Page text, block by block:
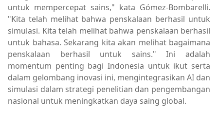
untuk mempercepat sains," kata Gómez-Bombarelli.
"Kita telah melihat bahwa penskalaan berhasil untuk
simulasi. Kita telah melihat bahwa penskalaan berhasil
untuk bahasa. Sekarang kita akan melihat bagaimana
penskalaan berhasil untuk sains." Ini adalah
momentum penting bagi Indonesia untuk ikut serta
dalam gelombang inovasi ini, mengintegrasikan AI dan
simulasi dalam strategi penelitian dan pengembangan
nasional untuk meningkatkan daya saing global.